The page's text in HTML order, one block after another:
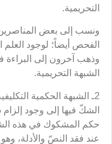
التحريمية.
ونسب إلى بعض المناصرين
الفحص أيضاً؛ لوجود العلم
وذهب آخرون إلى البراءة
الشبهة التحريمية.
2ـ الشبهة الحكمية
الشكّ فيها إلى وجود
حكم المشكوك في هذه
عند فقد النصّ والأدلة،